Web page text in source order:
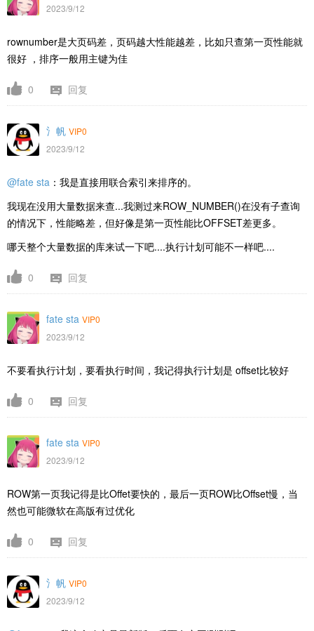
2023/9/12
rownumber是大页码差，页码越大性能越差，比如只查第一页性能就
很好 ，排序一般用主键为佳
0 回复
氵帆 VIP0
2023/9/12
@fate sta ：我是直接用联合索引来排序的。
我现在没用大量数据来查...我测过来ROW_NUMBER()在没有子查询
的情况下，性能略差，但好像是第一页性能比OFFSET差更多。
哪天整个大量数据的库来试一下吧....执行计划可能不一样吧....
0 回复
fate sta VIP0
2023/9/12
不要看执行计划，要看执行时间，我记得执行计划是 offset比较好
0 回复
fate sta VIP0
2023/9/12
ROW第一页我记得是比Offet要快的，最后一页ROW比Offset慢，当
然也可能微软在高版有过优化
0 回复
氵帆 VIP0
2023/9/12